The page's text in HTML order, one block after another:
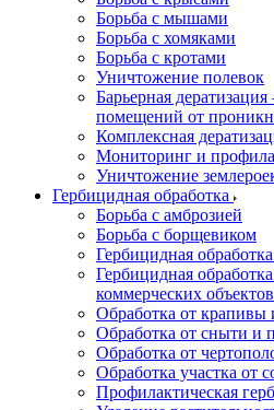
Борьба с мышами
Борьба с хомяками
Борьба с кротами
Уничтожение полевок
Барьерная
помещений от
Комплексная
Мониторинг и
Уничтожение
Гербицидная обработка
Борьба с амброзией
Борьба с борщевиком
Гербицидная
Гербицидная
коммерческих объектов
Обработка от крапивы
Обработка от сныти и
Обработка от
Обработка участка от
Профилактическая